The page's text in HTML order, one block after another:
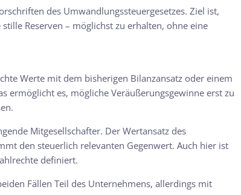
des Umwandlungssteuergesetzes. Ziel ist,
Reserven – möglichst zu erhalten, ohne eine
Werte mit dem bisherigen Bilanzansatz oder einem
ermöglicht es, mögliche Veräußerungsgewinne erst zu
Mitgesellschafter. Der Wertansatz des
den steuerlich relevanten Gegenwert. Auch hier ist
definiert.
Fällen Teil des Unternehmens, allerdings mit